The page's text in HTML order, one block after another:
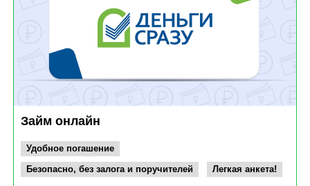
Займ онлайн
Удобное погашение
Безопасно, без залога и поручителей
Легкая анкета!